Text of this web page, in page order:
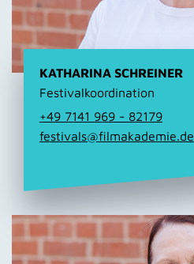
KATHARINA SCHREINER
Festivalkoordination
+49 7141 969 - 82179
festivals@filmakademie.de